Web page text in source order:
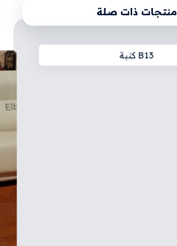
منتجات ذات صلة
B13 كنبة